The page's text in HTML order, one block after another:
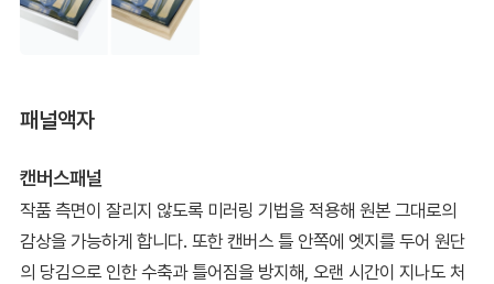
패널액자
캔버스패널
작품 측면이 잘리지 않도록 미러링 기법을 적용해 원본 그대로의
감상을 가능하게 합니다. 또한 캔버스 틀 안쪽에 엣지를 두어 원단
의 당김으로 인한 수축과 틀어짐을 방지해, 오랜 시간이 지나도 처